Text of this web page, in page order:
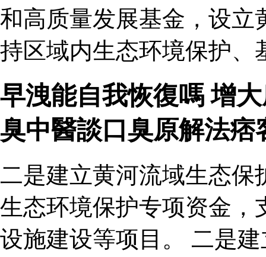
和高质量发展基金，设立
持区域内生态环境保护、
早洩能自我恢復嗎 增
臭中醫談口臭原解法痞
二是建立黄河流域生态保
生态环境保护专项资金，
设施建设等项目。 二是